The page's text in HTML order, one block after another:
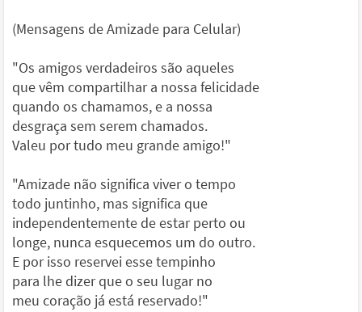
(Mensagens de Amizade para Celular)
"Os amigos verdadeiros são aqueles
que vêm compartilhar a nossa felicidade
quando os chamamos, e a nossa
desgraça sem serem chamados.
Valeu por tudo meu grande amigo!"
"Amizade não significa viver o tempo
todo juntinho, mas significa que
independentemente de estar perto ou
longe, nunca esquecemos um do outro.
E por isso reservei esse tempinho
para lhe dizer que o seu lugar no
meu coração já está reservado!"